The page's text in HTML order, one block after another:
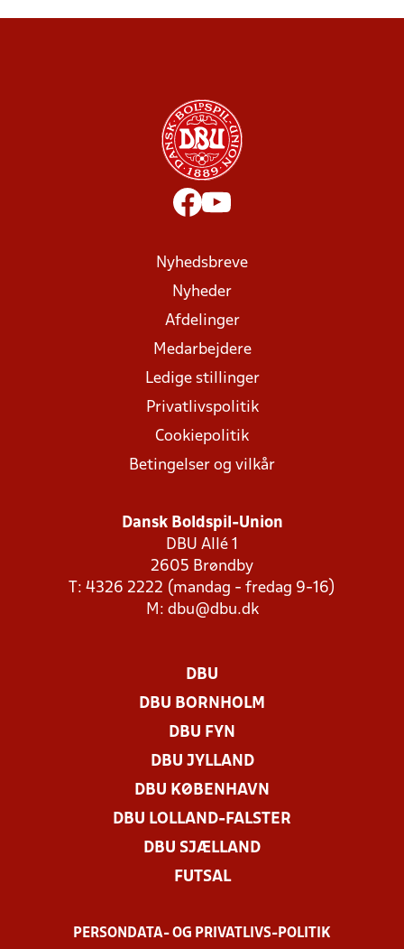
Nyhedsbreve
Nyheder
Afdelinger
Medarbejdere
Ledige stillinger
Privatlivspolitik
Cookiepolitik
Betingelser og vilkår
Dansk Boldspil-Union
DBU Allé 1
2605 Brøndby
T: 4326 2222 (mandag - fredag 9-16)
M: dbu@dbu.dk
DBU
DBU BORNHOLM
DBU FYN
DBU JYLLAND
DBU KØBENHAVN
DBU LOLLAND-FALSTER
DBU SJÆLLAND
FUTSAL
PERSONDATA- OG PRIVATLIVS-POLITIK